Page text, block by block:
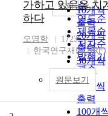
순
연도순
제목순
저자순
발행기
관순
10개씩
출력
20개씩
출력
30개씩
출력
50개씩
출력
100개
조회
가하고 있음을 치
하다
오명항
1723
한국연구재단(NRF)
원문보기